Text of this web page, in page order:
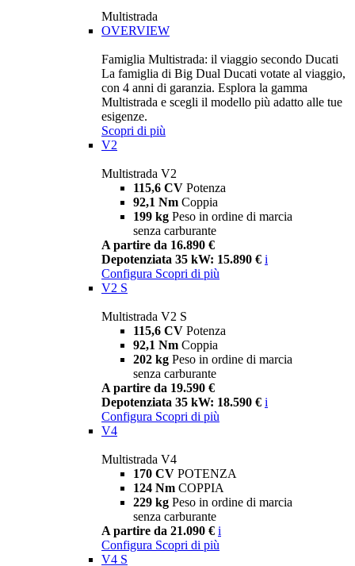
Multistrada
OVERVIEW
Famiglia Multistrada: il viaggio secondo Ducati
La famiglia di Big Dual Ducati votate al viaggio,
con 4 anni di garanzia. Esplora la gamma
Multistrada e scegli il modello più adatto alle tue
esigenze.
Scopri di più
V2
Multistrada V2
115,6 CV Potenza
92,1 Nm Coppia
199 kg Peso in ordine di marcia
senza carburante
A partire da 16.890 €
Depotenziata 35 kW: 15.890 € i
Configura Scopri di più
V2 S
Multistrada V2 S
115,6 CV Potenza
92,1 Nm Coppia
202 kg Peso in ordine di marcia
senza carburante
A partire da 19.590 €
Depotenziata 35 kW: 18.590 € i
Configura Scopri di più
V4
Multistrada V4
170 CV POTENZA
124 Nm COPPIA
229 kg Peso in ordine di marcia
senza carburante
A partire da 21.090 € i
Configura Scopri di più
V4 S